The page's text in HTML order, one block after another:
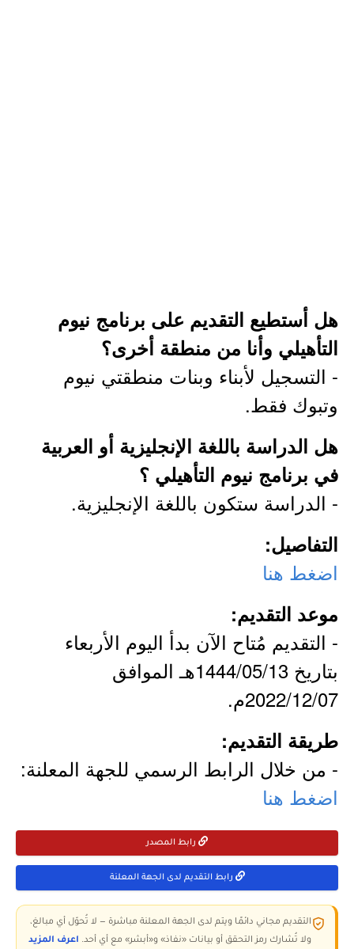
هل أستطيع التقديم على برنامج نيوم
التأهيلي وأنا من منطقة أخرى؟
- التسجيل لأبناء وبنات منطقتي نيوم
وتبوك فقط.
هل الدراسة باللغة الإنجليزية أو العربية
في برنامج نيوم التأهيلي ؟
- الدراسة ستكون باللغة الإنجليزية.
التفاصيل:
اضغط هنا
موعد التقديم:
- التقديم مُتاح الآن بدأ اليوم الأربعاء
بتاريخ 1444/05/13هـ الموافق
2022/12/07م.
طريقة التقديم:
- من خلال الرابط الرسمي للجهة المعلنة:
اضغط هنا
رابط المصدر
رابط التقديم لدى الجهة المعلنة
التقديم مجاني دائمًا ويتم لدى الجهة المعلنة مباشرة — لا تُحوّل أي مبالغ،
ولا تُشارك رمز التحقق أو بيانات «نفاذ» و«أبشر» مع أي أحد. اعرف المزيد